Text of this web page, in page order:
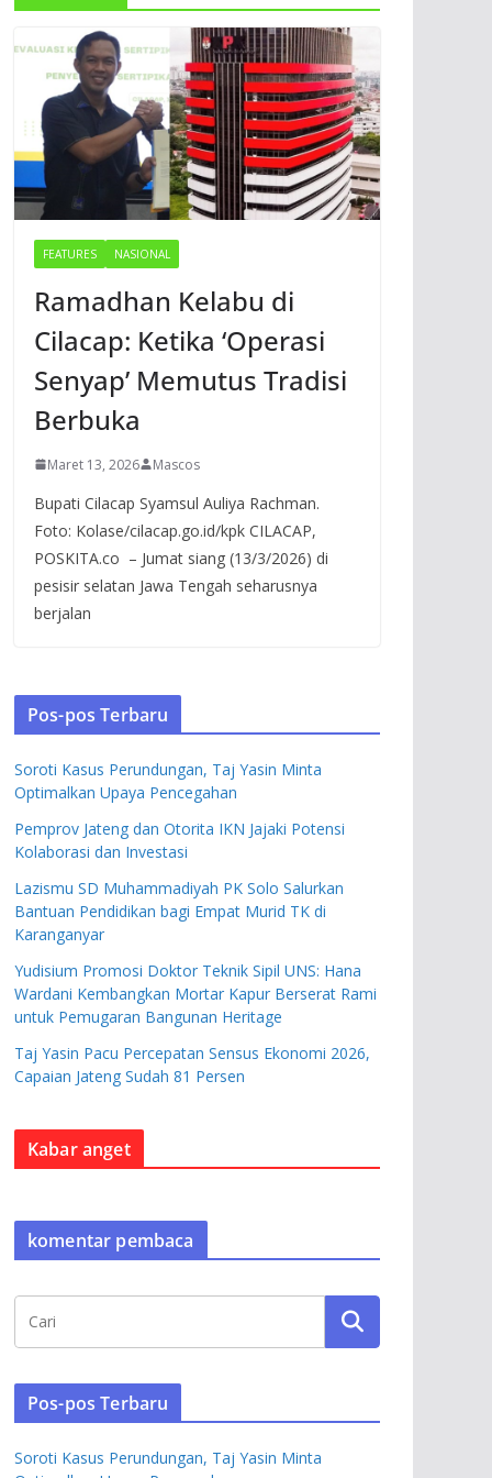
FEATURES NASIONAL
Ramadhan Kelabu di
Cilacap: Ketika ‘Operasi
Senyap’ Memutus Tradisi
Berbuka
Maret 13, 2026 Mascos
Bupati Cilacap Syamsul Auliya Rachman.
Foto: Kolase/cilacap.go.id/kpk CILACAP,
POSKITA.co – Jumat siang (13/3/2026) di
pesisir selatan Jawa Tengah seharusnya
berjalan
Pos-pos Terbaru
Soroti Kasus Perundungan, Taj Yasin Minta
Optimalkan Upaya Pencegahan
Pemprov Jateng dan Otorita IKN Jajaki Potensi
Kolaborasi dan Investasi
Lazismu SD Muhammadiyah PK Solo Salurkan
Bantuan Pendidikan bagi Empat Murid TK di
Karanganyar
Yudisium Promosi Doktor Teknik Sipil UNS: Hana
Wardani Kembangkan Mortar Kapur Berserat Rami
untuk Pemugaran Bangunan Heritage
Taj Yasin Pacu Percepatan Sensus Ekonomi 2026,
Capaian Jateng Sudah 81 Persen
Kabar anget
komentar pembaca
Pos-pos Terbaru
Soroti Kasus Perundungan, Taj Yasin Minta